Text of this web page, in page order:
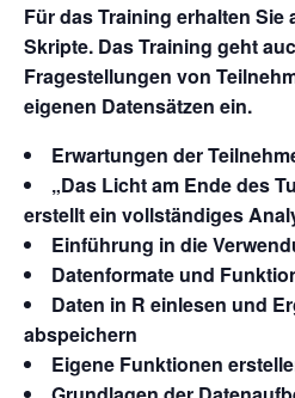
Für das Training erhalten Sie
Skripte. Das Training geht
Fragestellungen von
eigenen Datensätzen ein.
Erwartungen der
„Das Licht am Ende des
erstellt ein vollständiges
Einführung in die
Datenformate und
Daten in R einlesen und
abspeichern
Eigene Funktionen